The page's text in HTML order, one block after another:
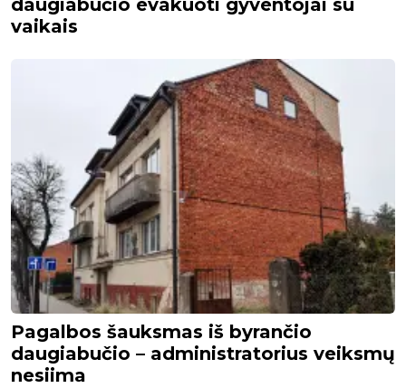
daugiabučio evakuoti gyventojai su
vaikais
Pagalbos šauksmas iš byrančio
daugiabučio – administratorius veiksmų
nesiima